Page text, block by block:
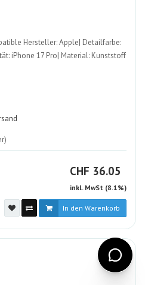
Hersteller: Apple| Detailfarbe:
iPhone 17 Pro| Material: Kunststoff
CHF CHF
36.05
inkl. MwSt (8.1%)
In den Warenkorb